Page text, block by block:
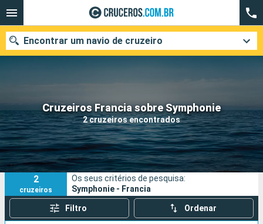
Cruzeiros Francia sobre Symphonie
2 cruzeiros encontrados
Encontrar um navio de cruzeiro
Quando ir?
Data de partida
Cidades Companhias
Pesquisar
2
cruzeiros
Os seus critérios de pesquisa:
Symphonie - Francia
Filtro Ordenar